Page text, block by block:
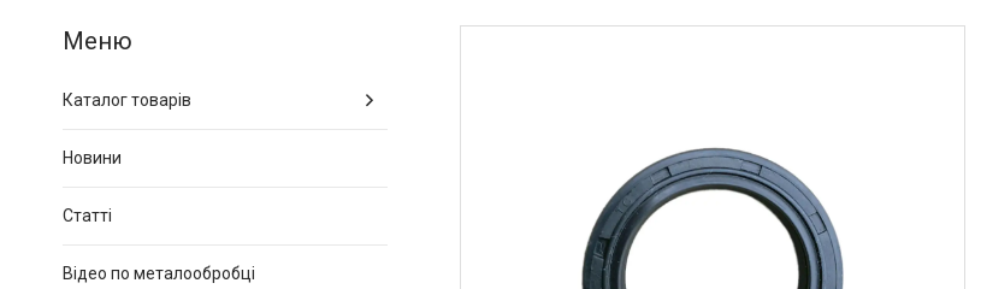
Каталог товарів
Новини
Статті
Відео по металообробці